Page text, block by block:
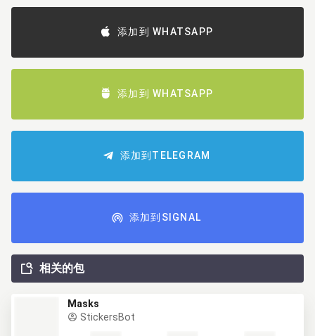
添加到 WHATSAPP
添加到 WHATSAPP
添加到TELEGRAM
添加到SIGNAL
相关的包
Masks
StickersBot